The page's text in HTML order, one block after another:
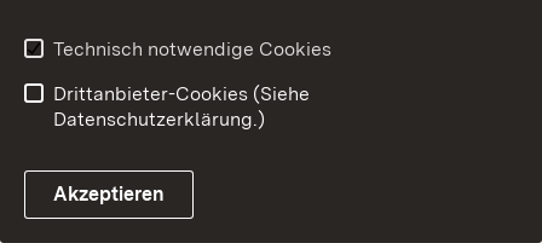
Technisch notwendige Cookies
Drittanbieter-Cookies (Siehe
Datenschutzerklärung.)
Akzeptieren